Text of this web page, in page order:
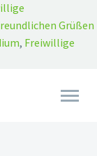
Grüßen
, Freiwillige